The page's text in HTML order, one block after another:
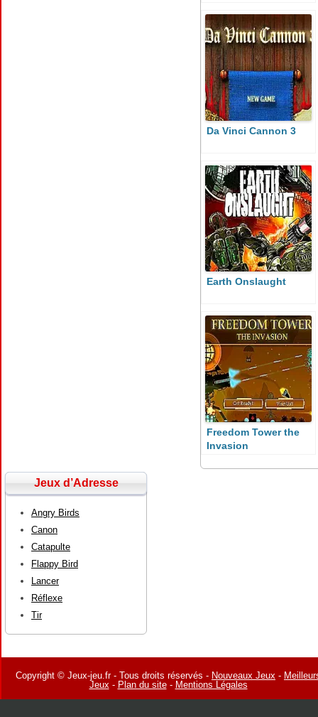
Da Vinci Cannon 3
Earth Onslaught
Freedom Tower the
Invasion
Jeux d’Adresse
Angry Birds
Canon
Catapulte
Flappy Bird
Lancer
Réflexe
Tir
Copyright © Jeux-jeu.fr - Tous droits réservés - Nouveaux Jeux -
Jeux- Plan du site- Mentions Légales